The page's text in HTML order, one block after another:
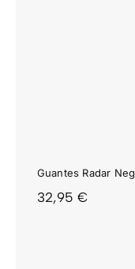
Guantes Radar Neg
32,95€